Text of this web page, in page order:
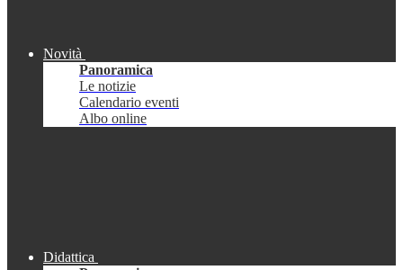
Novità
Panoramica
Le notizie
Calendario eventi
Albo online
Didattica